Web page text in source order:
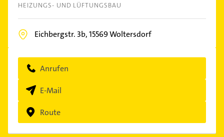
HEIZUNGS- UND LÜFTUNGSBAU
Eichbergstr. 3b,15569Woltersdorf
Anrufen
E-Mail
Route